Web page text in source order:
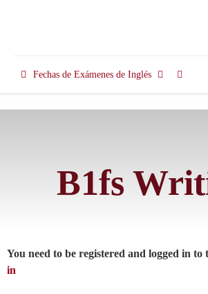
Fechas de Exámenes de Inglés
B1fs
You need to be registered and logged in to
in